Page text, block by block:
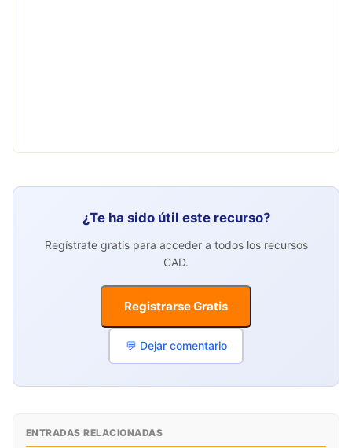
¿Te ha sido útil este recurso?
Regístrate gratis para acceder a todos los recursos
CAD.
Registrarse Gratis
💬 Dejar comentario
ENTRADAS RELACIONADAS